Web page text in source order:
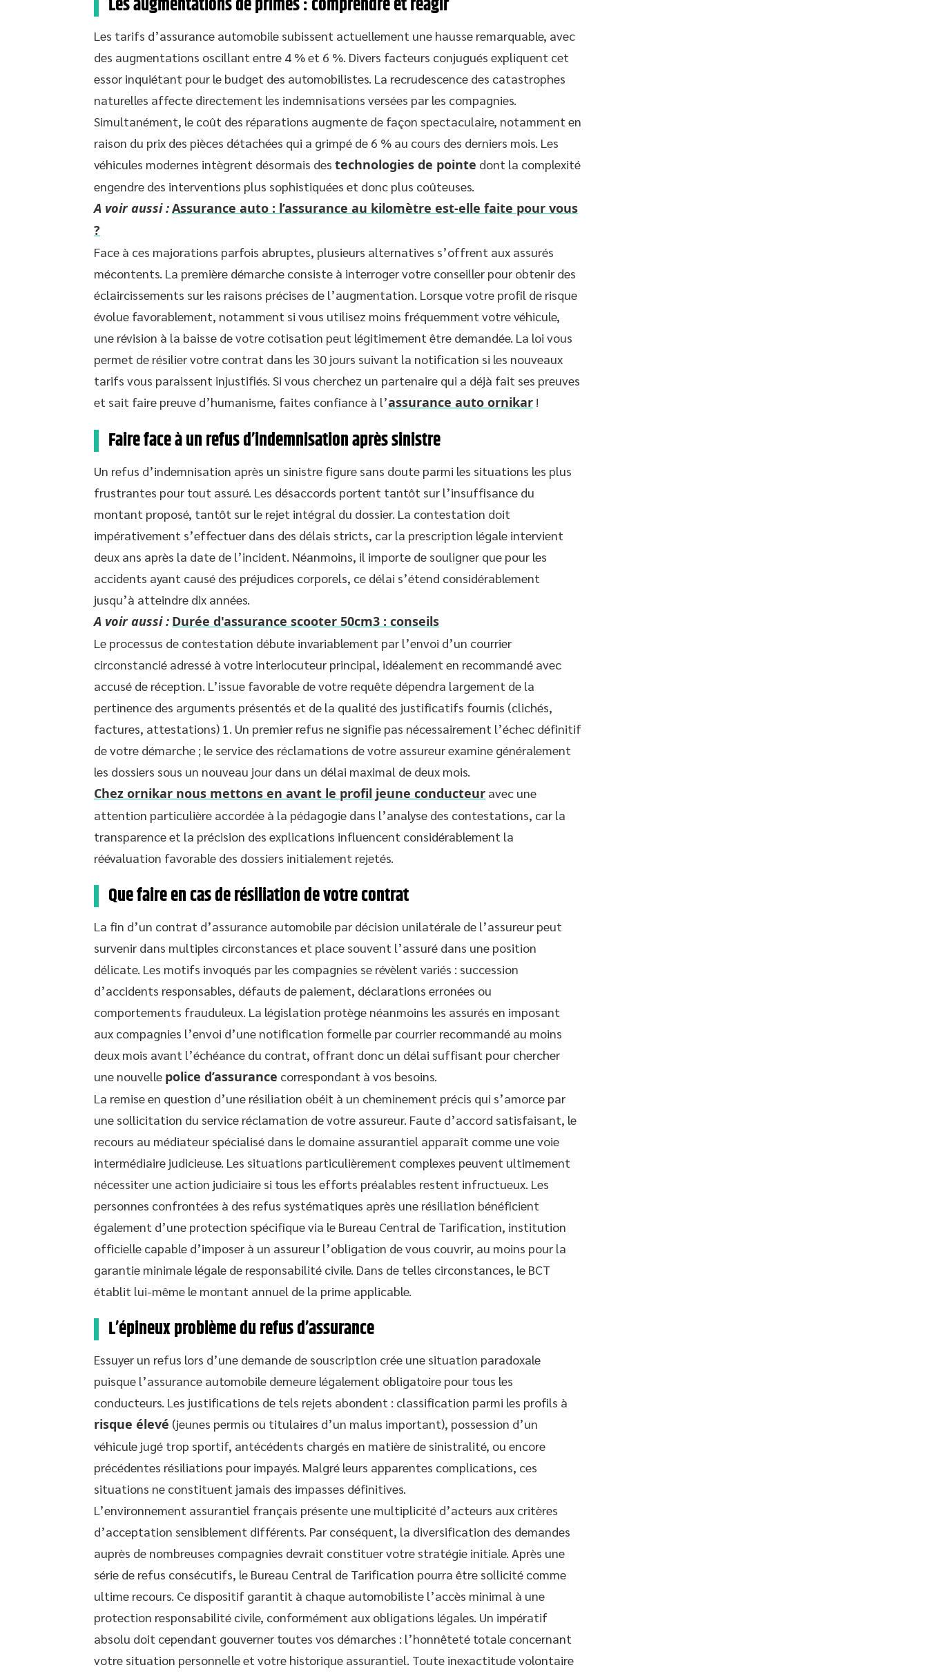
Les tarifs d’assurance automobile subissent actuellement une hausse remarquable, avec
des augmentations oscillant entre 4 % et 6 %. Divers facteurs conjugués expliquent cet
essor inquiétant pour le budget des automobilistes. La recrudescence des catastrophes
naturelles affecte directement les indemnisations versées par les compagnies.
Simultanément, le coût des réparations augmente de façon spectaculaire, notamment en
raison du prix des pièces détachées qui a grimpé de 6 % au cours des derniers mois. Les
véhicules modernes intègrent désormais des technologies de pointe dont la complexité
engendre des interventions plus sophistiquées et donc plus coûteuses.
A voir aussi :Assurance auto : l’assurance au kilomètre est-elle faite pour vous
?
Face à ces majorations parfois abruptes, plusieurs alternatives s’offrent aux assurés
mécontents. La première démarche consiste à interroger votre conseiller pour obtenir des
éclaircissements sur les raisons précises de l’augmentation. Lorsque votre profil de risque
évolue favorablement, notamment si vous utilisez moins fréquemment votre véhicule,
une révision à la baisse de votre cotisation peut légitimement être demandée. La loi vous
permet de résilier votre contrat dans les 30 jours suivant la notification si les nouveaux
tarifs vous paraissent injustifiés. Si vous cherchez un partenaire qui a déjà fait ses preuves
et sait faire preuve d’humanisme, faites confiance à l’assurance auto ornikar !
Faire face à un refus d’indemnisation après sinistre
Un refus d’indemnisation après un sinistre figure sans doute parmi les situations les plus
frustrantes pour tout assuré. Les désaccords portent tantôt sur l’insuffisance du
montant proposé, tantôt sur le rejet intégral du dossier. La contestation doit
impérativement s’effectuer dans des délais stricts, car la prescription légale intervient
deux ans après la date de l’incident. Néanmoins, il importe de souligner que pour les
accidents ayant causé des préjudices corporels, ce délai s’étend considérablement
jusqu’à atteindre dix années.
A voir aussi : Durée d'assurance scooter 50cm3 : conseils
Le processus de contestation débute invariablement par l’envoi d’un courrier
circonstancié adressé à votre interlocuteur principal, idéalement en recommandé avec
accusé de réception. L’issue favorable de votre requête dépendra largement de la
pertinence des arguments présentés et de la qualité des justificatifs fournis (clichés,
factures, attestations) 1. Un premier refus ne signifie pas nécessairement l’échec définitif
de votre démarche ; le service des réclamations de votre assureur examine généralement
les dossiers sous un nouveau jour dans un délai maximal de deux mois.
Chez ornikar nous mettons en avant le profil jeune conducteur avec une
attention particulière accordée à la pédagogie dans l’analyse des contestations, car la
transparence et la précision des explications influencent considérablement la
réévaluation favorable des dossiers initialement rejetés.
Que faire en cas de résiliation de votre contrat
La fin d’un contrat d’assurance automobile par décision unilatérale de l’assureur peut
survenir dans multiples circonstances et place souvent l’assuré dans une position
délicate. Les motifs invoqués par les compagnies se révèlent variés : succession
d’accidents responsables, défauts de paiement, déclarations erronées ou
comportements frauduleux. La législation protège néanmoins les assurés en imposant
aux compagnies l’envoi d’une notification formelle par courrier recommandé au moins
deux mois avant l’échéance du contrat, offrant donc un délai suffisant pour chercher
une nouvelle police d’assurance correspondant à vos besoins.
La remise en question d’une résiliation obéit à un cheminement précis qui s’amorce par
une sollicitation du service réclamation de votre assureur. Faute d’accord satisfaisant, le
recours au médiateur spécialisé dans le domaine assurantiel apparaît comme une voie
intermédiaire judicieuse. Les situations particulièrement complexes peuvent ultimement
nécessiter une action judiciaire si tous les efforts préalables restent infructueux. Les
personnes confrontées à des refus systématiques après une résiliation bénéficient
également d’une protection spécifique via le Bureau Central de Tarification, institution
officielle capable d’imposer à un assureur l’obligation de vous couvrir, au moins pour la
garantie minimale légale de responsabilité civile. Dans de telles circonstances, le BCT
établit lui-même le montant annuel de la prime applicable.
L’épineux problème du refus d’assurance
Essuyer un refus lors d’une demande de souscription crée une situation paradoxale
puisque l’assurance automobile demeure légalement obligatoire pour tous les
conducteurs. Les justifications de tels rejets abondent : classification parmi les profils à
risque élevé (jeunes permis ou titulaires d’un malus important), possession d’un
véhicule jugé trop sportif, antécédents chargés en matière de sinistralité, ou encore
précédentes résiliations pour impayés. Malgré leurs apparentes complications, ces
situations ne constituent jamais des impasses définitives.
L’environnement assurantiel français présente une multiplicité d’acteurs aux critères
d’acceptation sensiblement différents. Par conséquent, la diversification des demandes
auprès de nombreuses compagnies devrait constituer votre stratégie initiale. Après une
série de refus consécutifs, le Bureau Central de Tarification pourra être sollicité comme
ultime recours. Ce dispositif garantit à chaque automobiliste l’accès minimal à une
protection responsabilité civile, conformément aux obligations légales. Un impératif
absolu doit cependant gouverner toutes vos démarches : l’honnêteté totale concernant
votre situation personnelle et votre historique assurantiel. Toute inexactitude volontaire